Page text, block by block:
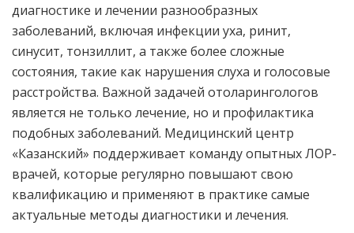
диагностике и лечении разнообразных
заболеваний, включая инфекции уха, ринит,
синусит, тонзиллит, а также более сложные
состояния, такие как нарушения слуха и голосовые
расстройства. Важной задачей отоларингологов
является не только лечение, но и профилактика
подобных заболеваний. Медицинский центр
«Казанский» поддерживает команду опытных ЛОР-
врачей, которые регулярно повышают свою
квалификацию и применяют в практике самые
актуальные методы диагностики и лечения.